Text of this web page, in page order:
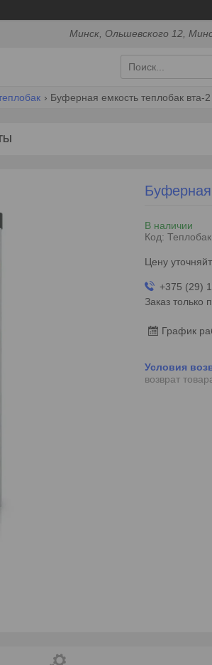
Минск, Ольшевского 12,
Буферная емкость теплобак вта-
В наличии
Код:
Цену
+375 (29)
Заказ только
График
возврат